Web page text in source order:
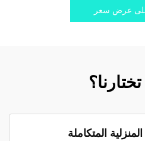
عرض سعر
المتكاملة